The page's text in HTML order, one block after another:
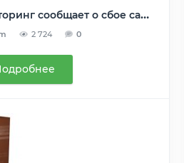
Host Tracker - мониторинг сообщает о сбое сайта по SMS
2 724 0